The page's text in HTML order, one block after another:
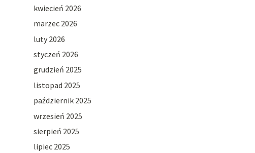
kwiecień 2026
marzec 2026
luty 2026
styczeń 2026
grudzień 2025
listopad 2025
październik 2025
wrzesień 2025
sierpień 2025
lipiec 2025